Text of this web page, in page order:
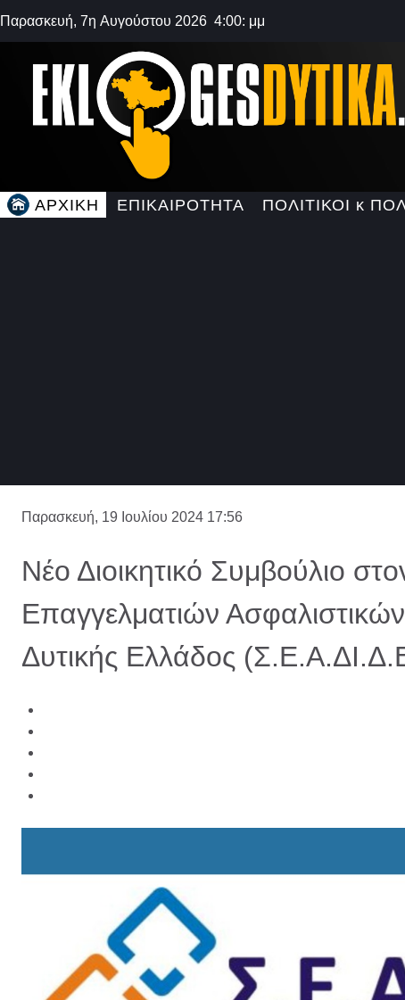
Παρασκευή, 7η Αυγούστου 2026 4:00: μμ
ΑΡΧΙΚΗ ΕΠΙΚΑΙΡΟΤΗΤΑ ΠΟΛΙΤΙΚΟΙ κ
Παρασκευή, 19 Ιουλίου 2024 17:56
Νέο Διοικητικό Συμβούλιο
Επαγγελματιών
Δυτικής Ελλάδος